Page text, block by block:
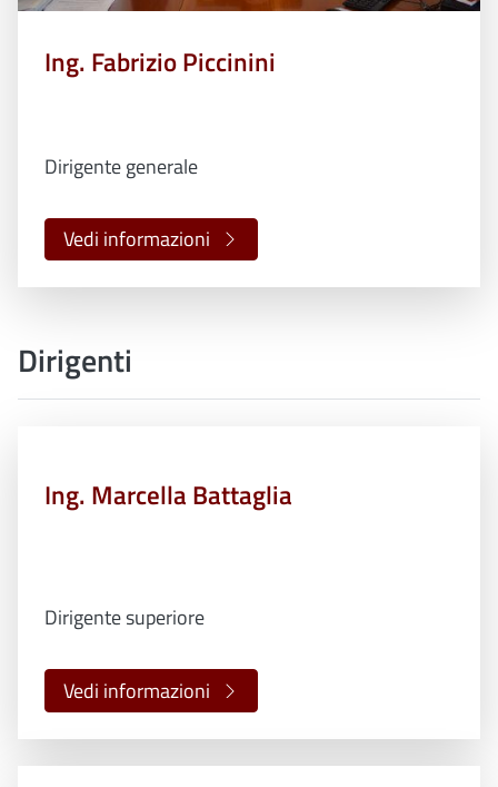
Ing. Fabrizio Piccinini
Dirigente generale
Vedi informazioni
Dirigenti
Ing. Marcella Battaglia
Dirigente superiore
Vedi informazioni